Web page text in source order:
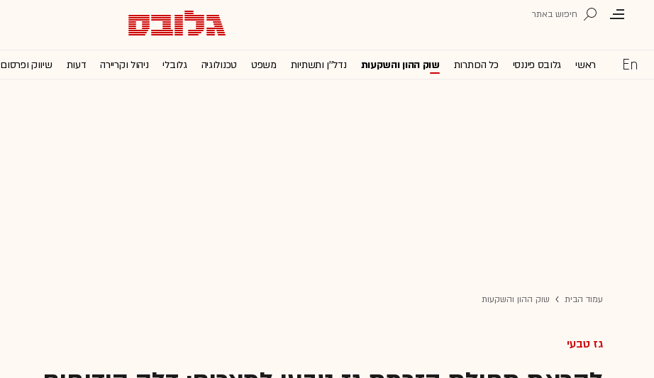
ראשי גלובס פיננסי כל הכותרות שוק ההון והשקעות נדל''ן ותשתיות משפט טכנולוגיה גלובלי ניהול וקריירה דעות שיווק ופרסום
עמוד הבית שוק ההון והשקעות
גז טבעי